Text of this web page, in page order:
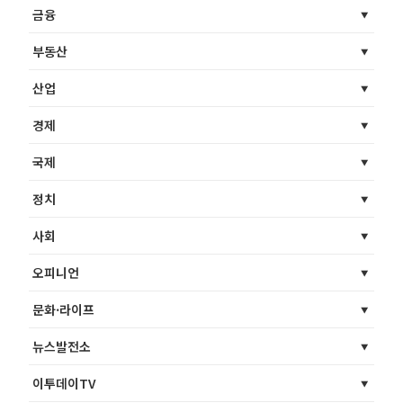
금융
부동산
산업
경제
국제
정치
사회
오피니언
문화·라이프
뉴스발전소
이투데이TV